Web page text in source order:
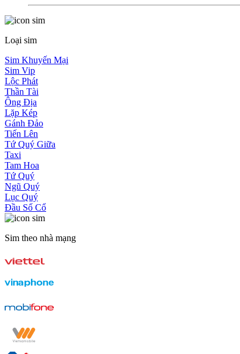
Loại sim
Sim Khuyến Mại
Sim Vip
Lộc Phát
Thần Tài
Ông Địa
Lặp Kép
Gánh Đảo
Tiến Lên
Tứ Quý Giữa
Taxi
Tam Hoa
Tứ Quý
Ngũ Quý
Lục Quý
Đầu Số Cổ
Sim theo nhà mạng